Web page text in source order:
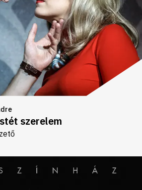
szerelem